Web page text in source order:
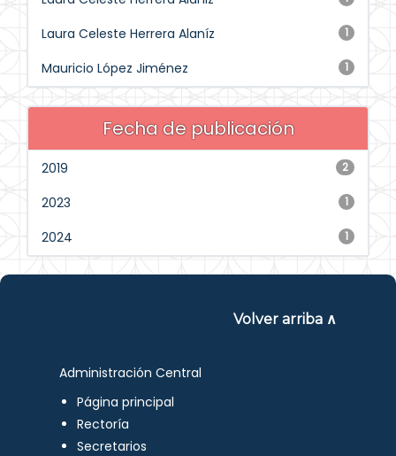
1
Laura Celeste Herrera Alaníz
1
Mauricio López Jiménez
Fecha de publicación
2
2019
1
2023
1
2024
Volver arriba ∧
Administración Central
Página principal
Rectoría
Secretarios